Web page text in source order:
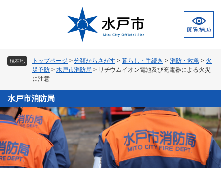
文
へ
現在地 トップページ > 分類からさがす > 暮らし・手続き > 消防・救急 > 火
災予防 > 水戸市消防局 > リチウムイオン電池及び充電器による火災
に注意
水戸市消防局